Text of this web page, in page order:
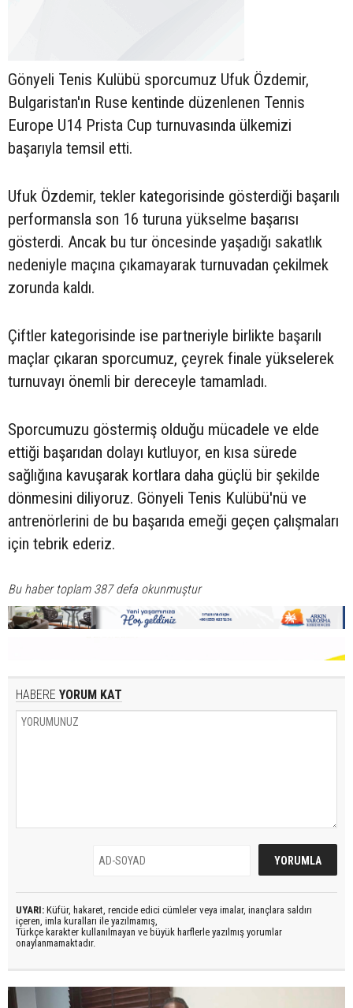
Gönyeli Tenis Kulübü sporcumuz Ufuk Özdemir,
Bulgaristan'ın Ruse kentinde düzenlenen Tennis
Europe U14 Prista Cup turnuvasında ülkemizi
başarıyla temsil etti.
Ufuk Özdemir, tekler kategorisinde gösterdiği başarılı
performansla son 16 turuna yükselme başarısı
gösterdi. Ancak bu tur öncesinde yaşadığı sakatlık
nedeniyle maçına çıkamayarak turnuvadan çekilmek
zorunda kaldı.
Çiftler kategorisinde ise partneriyle birlikte başarılı
maçlar çıkaran sporcumuz, çeyrek finale yükselerek
turnuvayı önemli bir dereceyle tamamladı.
Sporcumuzu göstermiş olduğu mücadele ve elde
ettiği başarıdan dolayı kutluyor, en kısa sürede
sağlığına kavuşarak kortlara daha güçlü bir şekilde
dönmesini diliyoruz. Gönyeli Tenis Kulübü'nü ve
antrenörlerini de bu başarıda emeği geçen çalışmaları
için tebrik ederiz.
Bu haber toplam 387 defa okunmuştur
HABERE YORUM KAT
UYARI: Küfür, hakaret, rencide edici cümleler veya imalar, inançlara saldırı
içeren, imla kuralları ile yazılmamış,
Türkçe karakter kullanılmayan ve büyük harflerle yazılmış yorumlar
onaylanmamaktadır.